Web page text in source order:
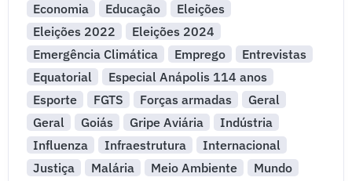
Economia
Educação
Eleições
Eleições 2022
Eleições 2024
Emergência Climática
Emprego
Entrevistas
Equatorial
Especial Anápolis 114 anos
Esporte
FGTS Forças armadas
Geral
Geral
Goiás Gripe Aviária
Indústria
Influenza
Infraestrutura
Internacional
Justiça
Malária Meio Ambiente
Mundo